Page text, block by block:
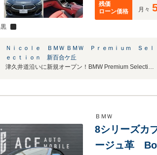
黒
残価
ローン価格
月々
Ｎｉｃｏｌｅ ＢＭＷ ＢＭＷ Ｐｒｅｍｉｕｍ Ｓｅｌ
ｅｃｔｉｏｎ 新百合ケ丘
津久井道沿いに新規オープン！BMW Premium Selection、MINI NEXTをご覧いただけます！
ＢＭＷ
8シリーズカ
ージュ革